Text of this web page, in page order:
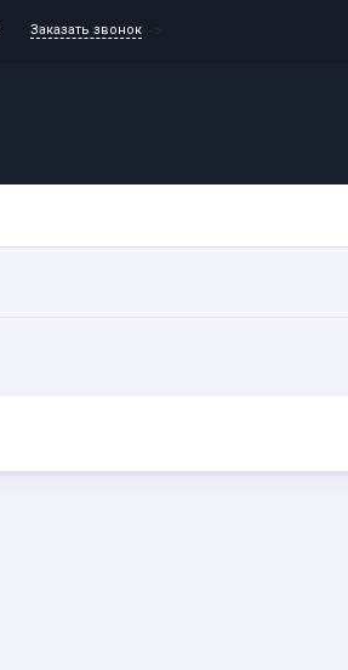
Заказать звонок